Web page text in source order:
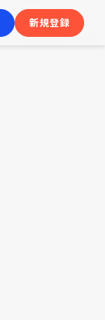
新規登録